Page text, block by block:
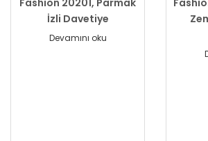
Fashion 20201, Parmak
İzli Davetiye
Devamını oku